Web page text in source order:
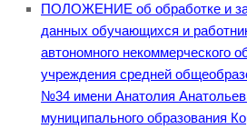
ПОЛОЖЕНИЕ об обработке и
данных обучающихся и
автономного некоммерческого
учреждения средней
№34 имени Анатолия
муниципального образования